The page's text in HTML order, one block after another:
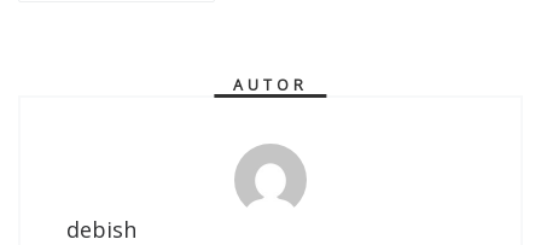
AUTOR
debish